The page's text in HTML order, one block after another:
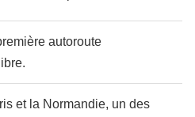
autoroute
et la Normandie, un des